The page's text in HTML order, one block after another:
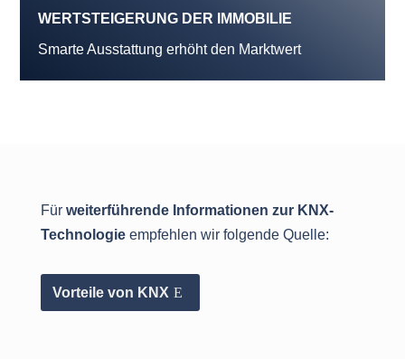
WERTSTEIGERUNG DER IMMOBILIE
Smarte Ausstattung erhöht den Marktwert
Für weiterführende Informationen zur KNX-
Technologieempfehlen wir folgende Quelle:
Vorteile von KNX